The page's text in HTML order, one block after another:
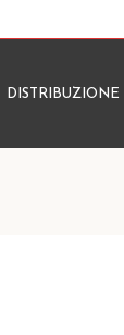
DISTRIBUZIONE